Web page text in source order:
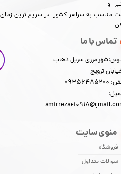
★★★
و
مناسب به سراسر کشور در سریع ترین زمان
منوی سایت
فروشگاه
سوالات متداول
تماس با ما
مرزی سرپل ذهاب
ترویج